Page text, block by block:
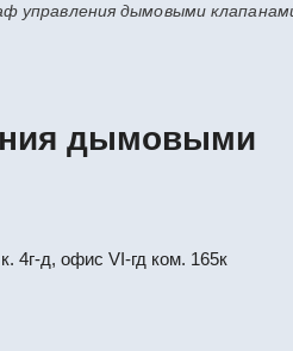
дымовыми
дымовыми
4г-д, офис VI-гд ком. 165к